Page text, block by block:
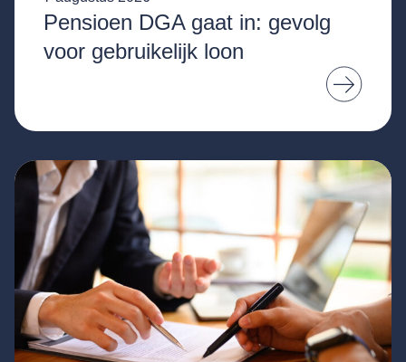
Pensioen DGA gaat in: gevolg
voor gebruikelijk loon